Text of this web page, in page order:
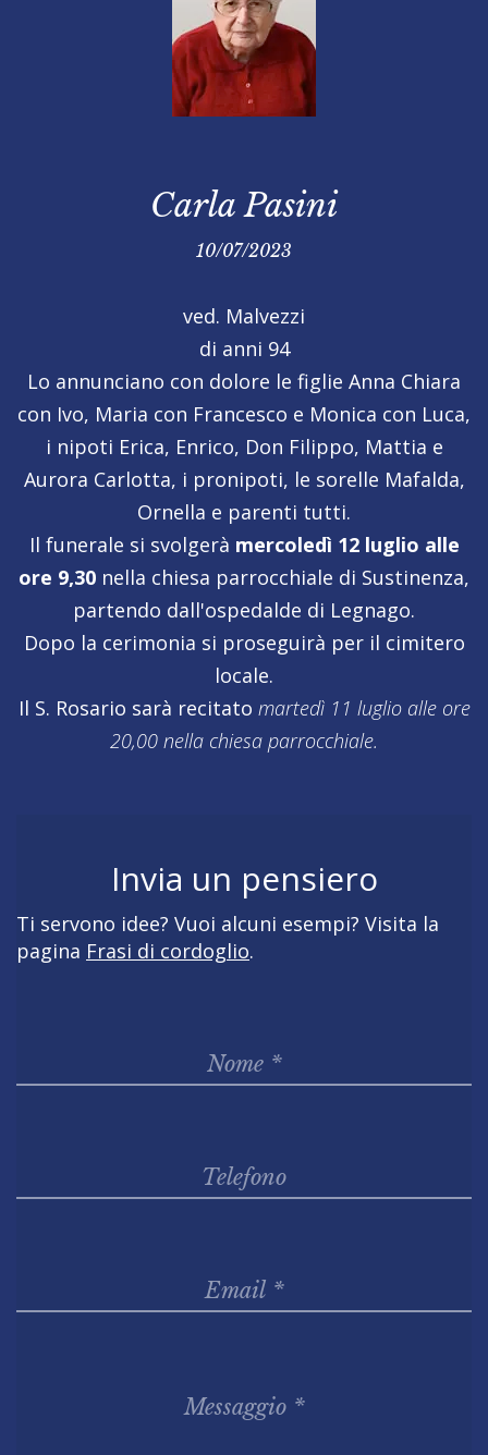
Carla Pasini
10/07/2023
ved. Malvezzi
di anni 94
Lo annunciano con dolore le figlie Anna Chiara
con Ivo, Maria con Francesco e Monica con Luca,
i nipoti Erica, Enrico, Don Filippo, Mattia e
Aurora Carlotta, i pronipoti, le sorelle Mafalda,
Ornella e parenti tutti.
Il funerale si svolgerà mercoledì 12 luglio alle
ore 9,30 nella chiesa parrocchiale di Sustinenza,
partendo dall'ospedalde di Legnago.
Dopo la cerimonia si proseguirà per il cimitero
locale.
Il S. Rosario sarà recitato martedì 11 luglio alle ore
20,00 nella chiesa parrocchiale.
Invia un pensiero
Ti servono idee? Vuoi alcuni esempi? Visita la
pagina Frasi di cordoglio.